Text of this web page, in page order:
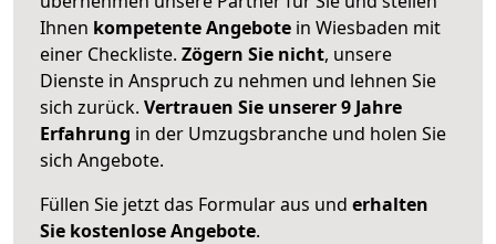
Ihnen kompetente Angebote in Wiesbaden mit
einer Checkliste. Zögern Sie nicht, unsere
Dienste in Anspruch zu nehmen und lehnen Sie
sich zurück. Vertrauen Sie unserer 9 Jahre
Erfahrung in der Umzugsbranche und holen Sie
sich Angebote.
Füllen Sie jetzt das Formular aus und erhalten
Sie kostenlose Angebote.